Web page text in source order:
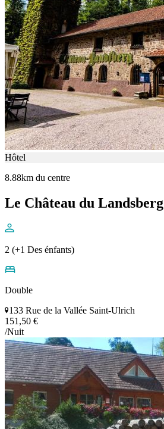
Hôtel
8.88km du centre
Le Château du Landsberg
2 (+1 Des énfants)
Double
133 Rue de la Vallée Saint-Ulrich
151,50 €
/Nuit